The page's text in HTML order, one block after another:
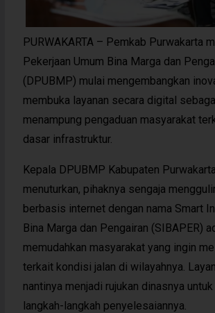
PURWAKARTA – Pemkab Purwakarta
Pekerjaan Umum Bina Marga dan
(DPUBMP) mulai mengembangkan
membuka layanan secara digital
menampung pengaduan masyarakat
dasar infrastruktur.
Kepala DPUBMP Kabupaten
menuturkan, pihaknya sengaja
berbasis internet dengan nama Smart
Bina Marga dan Pengairan (SIBAPER)
memudahkan masyarakat yang ingin
terkait kondisi jalan di wilayahnya.
nantinya menjadi rujukan dinasnya
langkah-langkah penyelesaiannya.